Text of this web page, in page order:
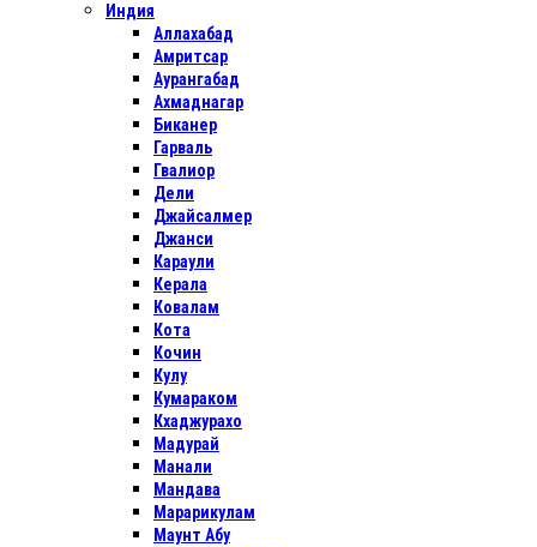
Индия
Аллахабад
Амритсар
Аурангабад
Ахмаднагар
Биканер
Гарваль
Гвалиор
Дели
Джайсалмер
Джанси
Караули
Керала
Ковалам
Кота
Кочин
Кулу
Кумараком
Кхаджурахо
Мадурай
Манали
Мандава
Марарикулам
Маунт Абу